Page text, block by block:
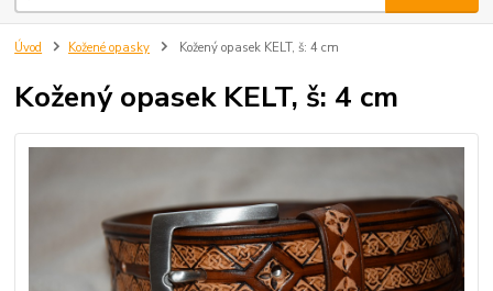
Úvod Kožené opasky Kožený opasek KELT, š: 4 cm
Kožený opasek KELT, š: 4 cm